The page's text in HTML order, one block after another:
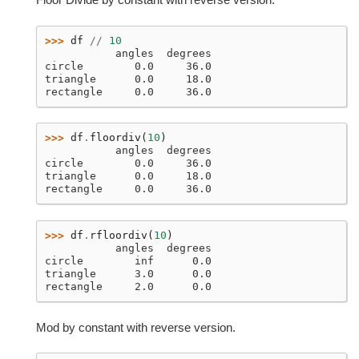
>>> df //
10
           angles  degrees
circle        0.0     36.0
triangle      0.0     18.0
rectangle     0.0     36.0
>>> df . floordiv ( 10 )
           angles  degrees
circle        0.0     36.0
triangle      0.0     18.0
rectangle     0.0     36.0
>>> df . rfloordiv ( 10 )
           angles  degrees
circle        inf      0.0
triangle      3.0      0.0
rectangle     2.0      0.0
Mod by constant with reverse version.